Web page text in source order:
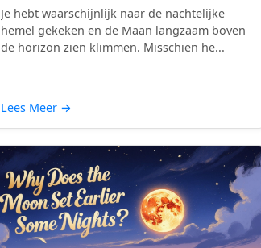
Je hebt waarschijnlijk naar de nachtelijke
hemel gekeken en de Maan langzaam boven
de horizon zien klimmen. Misschien he...
Lees Meer →